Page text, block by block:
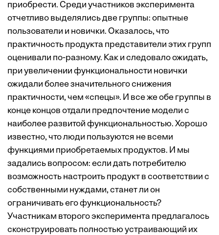
приобрести. Среди участников эксперимента
отчетливо выделялись две группы: опытные
пользователи и новички. Оказалось, что
практичность продукта представители этих групп
оценивали по-разному. Как и следовало ожидать,
при увеличении функциональности новички
ожидали более значительного снижения
практичности, чем «спецы». И все же обе группы в
конце концов отдали предпочтение модели с
наиболее развитой функциональностью. Хорошо
известно, что люди пользуются не всеми
функциями приобретаемых продуктов. И мы
задались вопросом: если дать потребителю
возможность настроить продукт в соответствии с
собственными нуждами, станет ли он
ограничивать его функциональность?
Участникам второго эксперимента предлагалось
сконструировать полностью устраивающий их